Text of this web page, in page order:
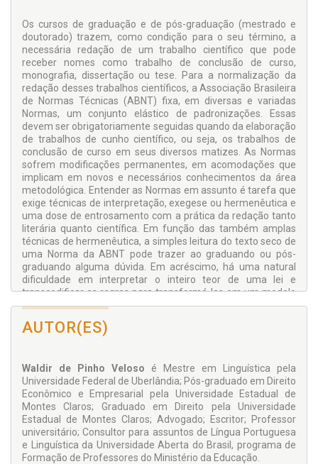
Os cursos de graduação e de pós-graduação (mestrado e
doutorado) trazem, como condição para o seu término, a
necessária redação de um trabalho científico que pode
receber nomes como trabalho de conclusão de curso,
monografia, dissertação ou tese. Para a normalização da
redação desses trabalhos científicos, a Associação Brasileira
de Normas Técnicas (ABNT) fixa, em diversas e variadas
Normas, um conjunto elástico de padronizações. Essas
devem ser obrigatoriamente seguidas quando da elaboração
de trabalhos de cunho científico, ou seja, os trabalhos de
conclusão de curso em seus diversos matizes. As Normas
sofrem modificações permanentes, em acomodações que
implicam em novos e necessários conhecimentos da área
metodológica. Entender as Normas em assunto é tarefa que
exige técnicas de interpretação, exegese ou hermenêutica e
uma dose de entrosamento com a prática da redação tanto
literária quanto científica. Em função das também amplas
técnicas de hermenêutica, a simples leitura do texto seco de
uma Norma da ABNT pode trazer ao graduando ou pós-
graduando alguma dúvida. Em acréscimo, há uma natural
dificuldade em interpretar o inteiro teor de uma lei e
transcodificar as regras para transformá-las em um modelo
prático. Por último, a bibliografia brasileira na área da
Metodologia Científica costuma se apresentar carregada de
dificuldade de reunir, em único exemplar, tanto as regras
tamanhas dificuldades, que perturbam tanto alunos quanto
professores, o autor, que é Advogado militante, Professor
Universitário acostumado com a matéria, e escritor, elaborou
esse trabalho que se mostra recheado de boa vontade em
oferecer segurança nas informações, simplicidade na oferta
das palavras e, em apoio adicional, em sequência concebida
para facilitar o estudo.
AUTOR(ES)
Waldir de Pinho Veloso é Mestre em Linguística pela
Universidade Federal de Uberlândia; Pós-graduado em Direito
Econômico e Empresarial pela Universidade Estadual de
Montes Claros; Graduado em Direito pela Universidade
Estadual de Montes Claros; Advogado; Escritor; Professor
universitário; Consultor para assuntos de Língua Portuguesa
e Linguística da Universidade Aberta do Brasil, programa de
Formação de Professores do Ministério da Educação.